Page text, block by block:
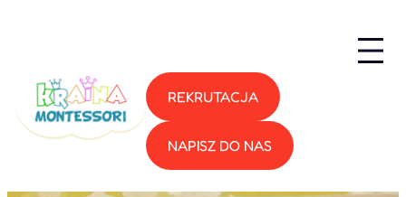
REKRUTACJA
NAPISZ DO NAS